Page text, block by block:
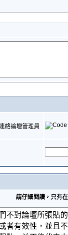
絡論壇管理員
請仔細閱讀，只有